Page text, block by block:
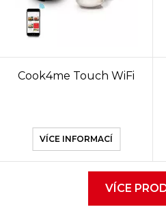
Cook4me Touch WiFi
VÍCE INFORMACÍ
VÍCE